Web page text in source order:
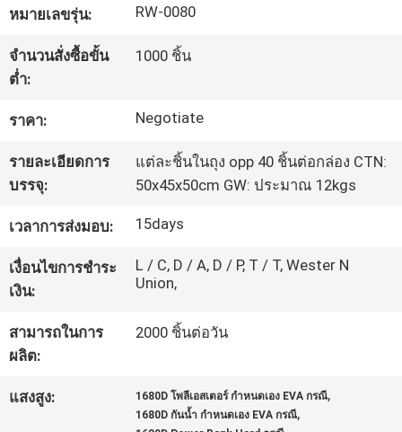
โรงงาน
คุณภาพ
แผนผัง
เว็บไซต์
PRIVACY
POLICY
หมายเลขรุ่น: RW-0080
จำนวนสั่งซื้อขั้น
ต่ำ:
1000 ชิ้น
ราคา: Negotiate
รายละเอียดการ
บรรจุ:
แต่ละชิ้นในถุง opp 40 ชิ้นต่อกล่อง CTN:
50x45x50cm GW: ประมาณ 12kgs
เวลาการส่งมอบ: 15days
เงื่อนไขการชำระ
เงิน:
L / C, D / A, D / P, T / T, Wester N
Union,
สามารถในการ
ผลิต:
2000 ชิ้นต่อวัน
แสงสูง: 1680D โพลีเอสเตอร์ กำหนดเอง EVA กรณี,
1680D กันน้ำ กำหนดเอง EVA กรณี,